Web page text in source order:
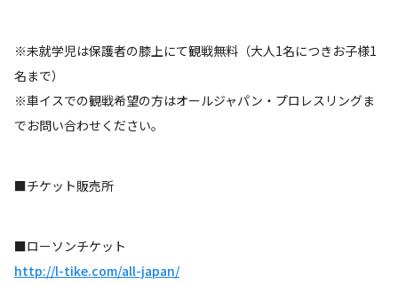
※未就学児は保護者の膝上にて観戦無料（大人1名につきお子様1
名まで）
※車イスでの観戦希望の方はオールジャパン・プロレスリングま
でお問い合わせください。
■チケット販売所
■ローソンチケット
http://l-tike.com/all-japan/